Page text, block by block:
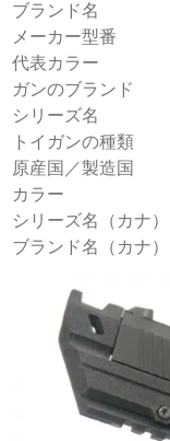
ブランド名
メーカー型番
代表カラー
ガンのブランド
シリーズ名
トイガンの種類
原産国／製造国
カラー
シリーズ名（カナ）
ブランド名（カナ）